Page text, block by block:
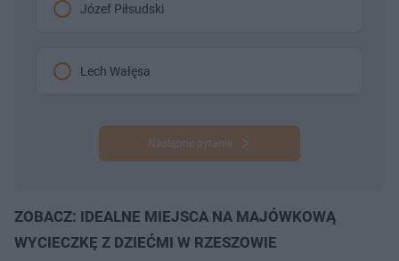
Józef Piłsudski
Lech Wałęsa
Następne pytanie
ZOBACZ: IDEALNE MIEJSCA NA MAJÓWKOWĄ
WYCIECZKĘ Z DZIEĆMI W RZESZOWIE